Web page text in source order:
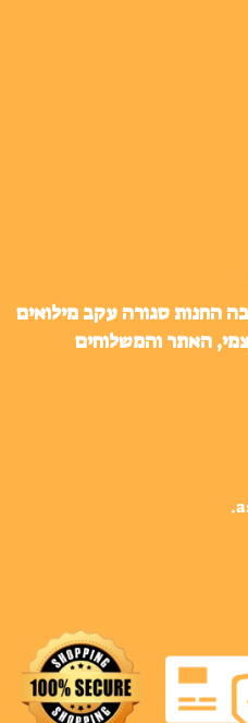
החנות סגורה עקב מילואים
האתר והמשלוחים
.